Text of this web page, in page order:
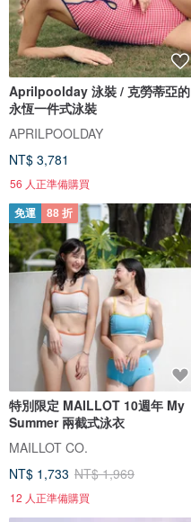
Aprilpoolday 泳裝 / 克勞蒂亞的
永恆一件式泳裝
APRILPOOLDAY
NT$ 3,781
56 人正準備購買
免運 88 折
特別限定 MAILLOT 10週年 My
Summer 兩截式泳衣
MAILLOT CO.
NT$ 1,733 NT$ 1,969
12 人正準備購買